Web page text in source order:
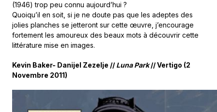
(1946) trop peu connu aujourd’hui ?
Quoiqu’il en soit, si je ne doute pas que les adeptes des
jolies planches se jetteront sur cette œuvre, j’encourage
fortement les amoureux des beaux mots à découvrir cette
littérature mise en images.
Kevin Baker- Danijel Zezelje // Luna Park// Vertigo (2
Novembre 2011)